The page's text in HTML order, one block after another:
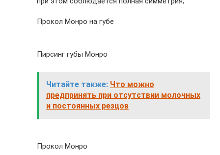
Прокол Монро на губе
Пирсинг губы Монро
Читайте также: Что можно
предпринять при отсутствии молочных
и постоянных резцов
Прокол Монро